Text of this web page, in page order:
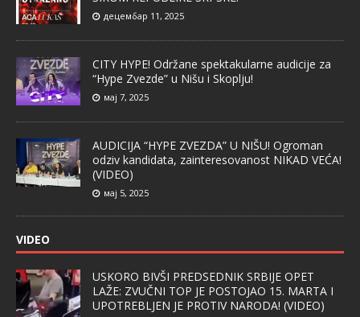
децембар 11, 2025
CITY HYPE! Održane spektakularne audicije za
“Hype Zvezde” u Nišu i Skoplju!
мај 7, 2025
AUDICIJA “HYPE ZVEZDA” U NIŠU! Ogroman
odziv kandidata, zainteresovanost NIKAD VEĆA!
(VIDEO)
мај 5, 2025
VIDEO
USKORO BIVŠI PREDSEDNIK SRBIJE OPET
LAŽE: ZVUČNI TOP JE POSTOJAO 15. MARTA I
UPOTREBLJEN JE PROTIV NARODA! (VIDEO)